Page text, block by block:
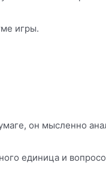
игры.
он мысленно
единица и